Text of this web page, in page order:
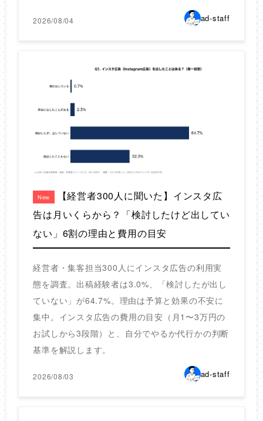
2026/08/04 ad-staff
New
【経営者300人に聞いた】インスタ広
告は月いくらから？「検討したけど出してい
ない」6割の理由と費用の目安
経営者・集客担当300人にインスタ広告の利用実
態を調査。出稿経験者は3.0%、「検討したが出し
ていない」が64.7%。理由は予算と効果の不安に
集中。インスタ広告の費用の目安（月1〜3万円の
お試しから3段階）と、自分でやるか代行かの判断
基準を解説します。
2026/08/03 ad-staff